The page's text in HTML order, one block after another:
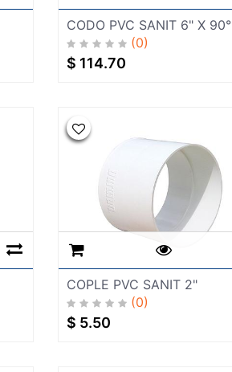
CODO PVC SANIT 6" X 90°
(0)
$ 114.70
COPLE PVC SANIT 2"
(0)
$ 5.50